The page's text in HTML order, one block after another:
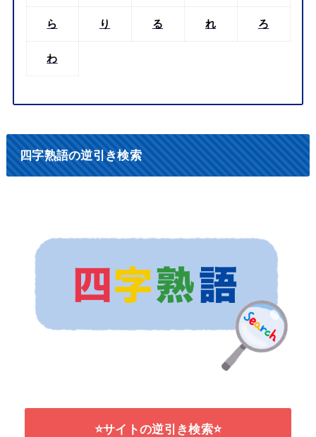
ら り る れ ろ
わ
四字熟語の逆引き検索
⭐サイトの逆引き検索⭐